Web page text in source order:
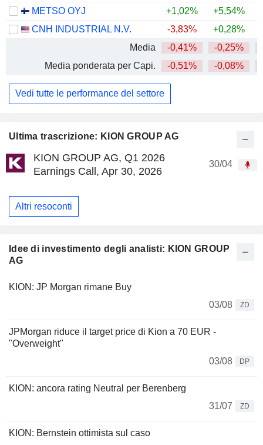
Ultima trascrizione: KION GROUP AG
KION GROUP AG, Q1 2026
Earnings Call, Apr 30, 2026
30/04
Altri resoconti
Idee di investimento degli analisti: KION GROUP
AG
KION: JP Morgan rimane Buy
03/08
ZD
JPMorgan riduce il target price di Kion a 70 EUR -
"Overweight"
03/08
DP
KION: ancora rating Neutral per Berenberg
31/07
ZD
KION: Bernstein ottimista sul caso
METSO OYJ
+1,02% +5,54%
CNH INDUSTRIAL N.V.
-3,83% +0,28%
Media
-0,41% -0,25%
Media ponderata per Capi.
-0,51% -0,08%
Vedi tutte le performance del settore